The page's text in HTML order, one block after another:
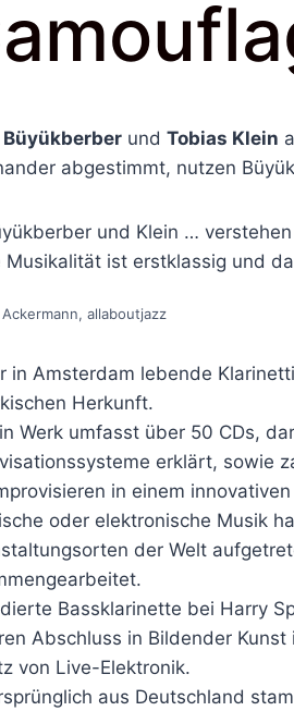
Büyükberber und Tobias Klein
abgestimmt, nutzen
und Klein …
Musikalität ist erstklassig und
Ackermann, allaboutjazz
in Amsterdam lebende
Herkunft.
Werk umfasst über 50 CDs,
erklärt, sowie
in einem
oder elektronische Musik
der Welt
Bassklarinette bei Harry
Abschluss in Bildender
von Live-Elektronik.
aus Deutschland